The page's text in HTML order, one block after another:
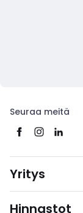
Seuraa meitä
Yritys
Hinnastot